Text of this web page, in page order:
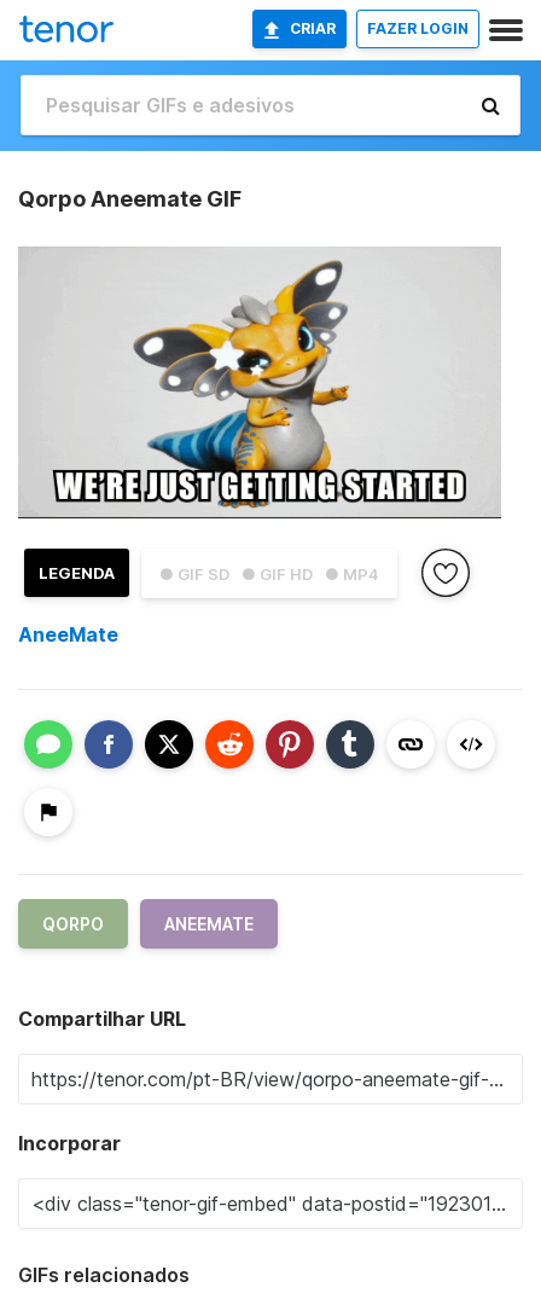
CRIAR FAZER LOGIN
Qorpo Aneemate GIF
● GIF SD ● GIF HD ● MP4
LEGENDA
AneeMate
QORPO ANEEMATE
Compartilhar URL
Incorporar
GIFs relacionados